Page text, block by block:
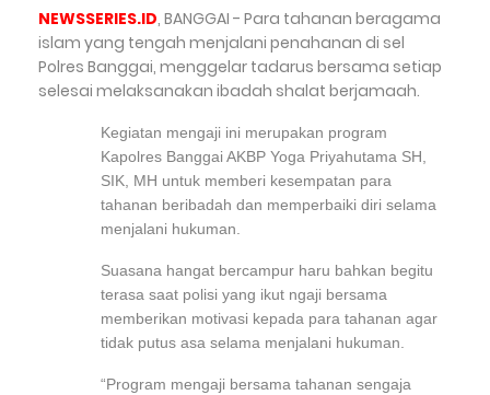
NEWSSERIES.ID, BANGGAI - Para tahanan beragama
islam yang tengah menjalani penahanan di sel
Polres Banggai, menggelar tadarus bersama setiap
selesai melaksanakan ibadah shalat berjamaah.
Kegiatan mengaji ini merupakan program
Kapolres Banggai AKBP Yoga Priyahutama SH,
SIK, MH untuk memberi kesempatan para
tahanan beribadah dan memperbaiki diri selama
menjalani hukuman.
Suasana hangat bercampur haru bahkan begitu
terasa saat polisi yang ikut ngaji bersama
memberikan motivasi kepada para tahanan agar
tidak putus asa selama menjalani hukuman.
“Program mengaji bersama tahanan sengaja